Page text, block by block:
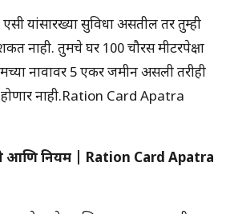
एसी यांसारख्या सुविधा असतील तर तुम्ही
नाही. तुमचे घर 100 चौरस मीटरपेक्षा
नावावर 5 एकर जमीन असली तरीही
होणार नाही.Ration Card Apatra
आणि नियम | Ration Card Apatra